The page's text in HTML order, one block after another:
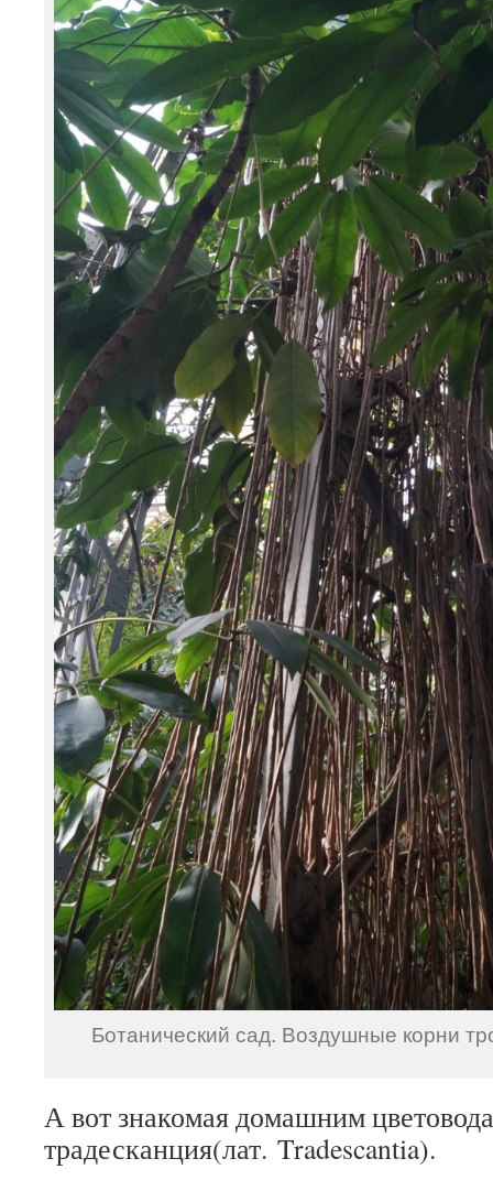
Ботанический сад. Воздушные корни
А вот знакомая домашним
традесканция(лат. Tradescantia).